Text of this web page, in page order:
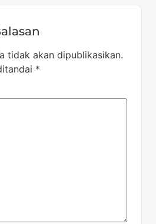
tidak akan dipublikasikan.
*